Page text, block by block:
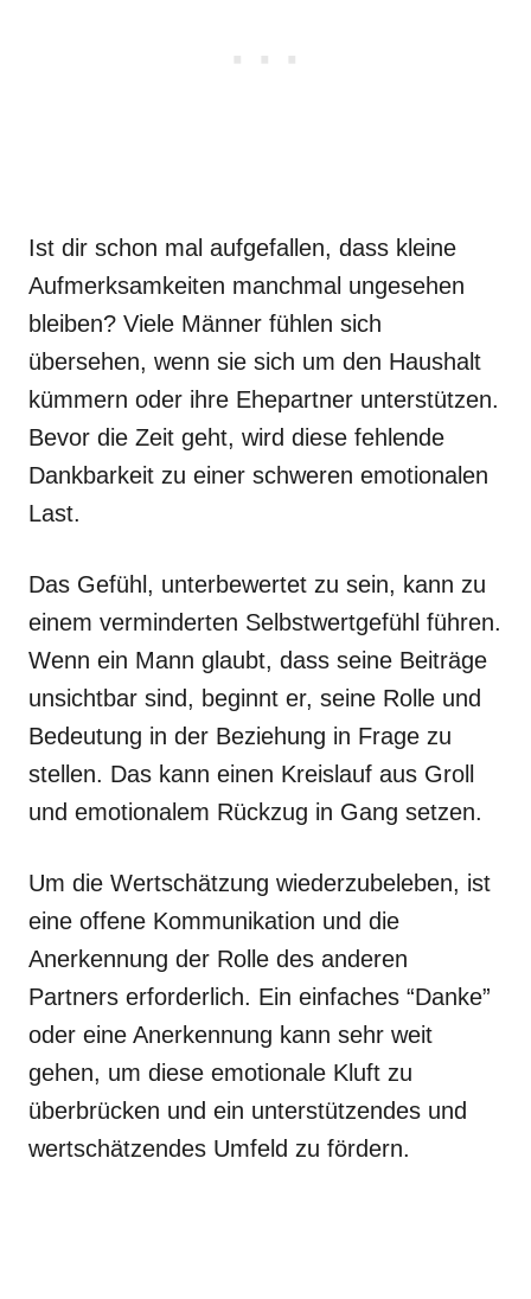
Ist dir schon mal aufgefallen, dass kleine
Aufmerksamkeiten manchmal ungesehen
bleiben? Viele Männer fühlen sich
übersehen, wenn sie sich um den Haushalt
kümmern oder ihre Ehepartner unterstützen.
Bevor die Zeit geht, wird diese fehlende
Dankbarkeit zu einer schweren emotionalen
Last.
Das Gefühl, unterbewertet zu sein, kann zu
einem verminderten Selbstwertgefühl führen.
Wenn ein Mann glaubt, dass seine Beiträge
unsichtbar sind, beginnt er, seine Rolle und
Bedeutung in der Beziehung in Frage zu
stellen. Das kann einen Kreislauf aus Groll
und emotionalem Rückzug in Gang setzen.
Um die Wertschätzung wiederzubeleben, ist
eine offene Kommunikation und die
Anerkennung der Rolle des anderen
Partners erforderlich. Ein einfaches “Danke”
oder eine Anerkennung kann sehr weit
gehen, um diese emotionale Kluft zu
überbrücken und ein unterstützendes und
wertschätzendes Umfeld zu fördern.